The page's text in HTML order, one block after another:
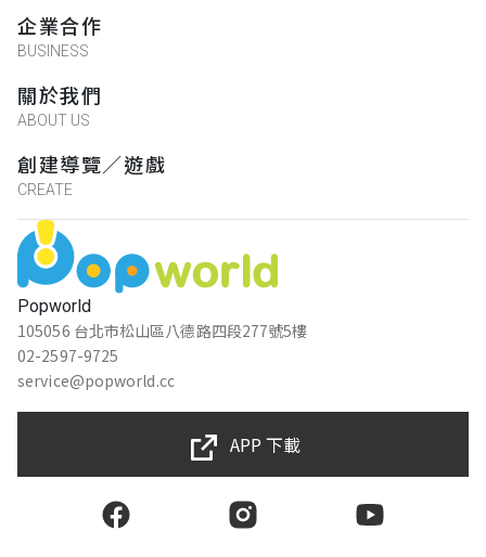
Popworld
105056 台北市松山區八德路四段277號5樓
02-2597-9725
service@popworld.cc
企業合作
BUSINESS
關於我們
ABOUT US
創建導覽／遊戲
CREATE
APP 下載